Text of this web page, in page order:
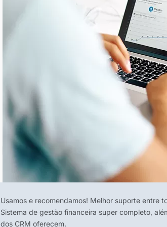
Usamos e recomendamos! Melhor suporte entre
Sistema de gestão financeira super completo,
dos CRM oferecem.